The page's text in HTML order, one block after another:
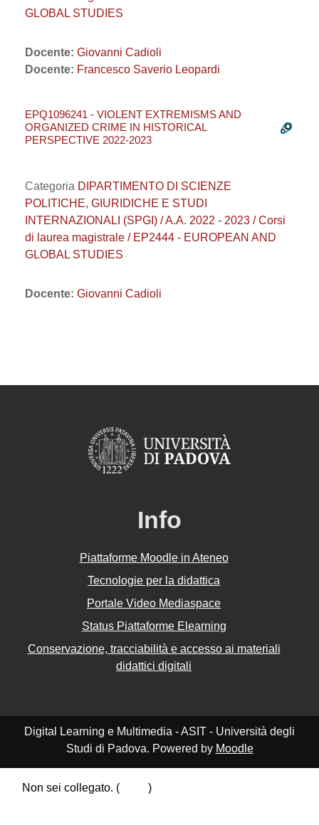
GLOBAL STUDIES
Docente: Giovanni Cadioli
Docente: Francesco Saverio Leopardi
EPQ1096241 - VIOLENT EXTREMISMS AND
ORGANIZED CRIME IN HISTORICAL
PERSPECTIVE 2022-2023
Categoria DIPARTIMENTO DI SCIENZE
POLITICHE, GIURIDICHE E STUDI
INTERNAZIONALI (SPGI) / A.A. 2022 - 2023 / Corsi
di laurea magistrale / EP2444 - EUROPEAN AND
GLOBAL STUDIES
Docente: Giovanni Cadioli
Info
Piattaforme Moodle in Ateneo
Tecnologie per la didattica
Portale Video Mediaspace
Status Piattaforme Elearning
Conservazione, tracciabilità e accesso ai materiali
didattici digitali
Digital Learning e Multimedia - ASIT - Università degli
Studi di Padova. Powered by Moodle
Non sei collegato. (
)